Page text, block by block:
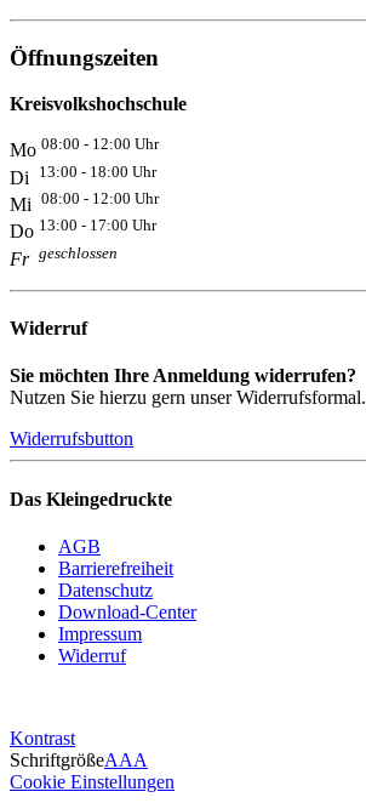
Öffnungszeiten
Kreisvolkshochschule
Mo 08:00 - 12:00 Uhr
Di 13:00 - 18:00 Uhr
Mi 08:00 - 12:00 Uhr
Do 13:00 - 17:00 Uhr
Fr geschlossen
Widerruf
Sie möchten Ihre Anmeldung widerrufen?
Nutzen Sie hierzu gern unser Widerrufsformal.
Widerrufsbutton
Das Kleingedruckte
AGB
Barrierefreiheit
Datenschutz
Download-Center
Impressum
Widerruf
Kontrast
SchriftgrößeAAA
Cookie Einstellungen